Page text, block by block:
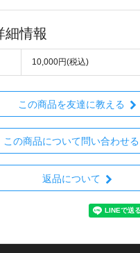
細情報
10,000円(税込)
この商品を友達に教える
この商品について問い合わせる
返品について